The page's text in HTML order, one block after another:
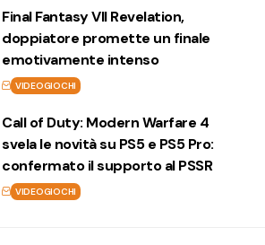
Final Fantasy VII Revelation,
doppiatore promette un finale
emotivamente intenso
VIDEOGIOCHI
Call of Duty: Modern Warfare 4
svela le novità su PS5 e PS5 Pro:
confermato il supporto al PSSR
VIDEOGIOCHI